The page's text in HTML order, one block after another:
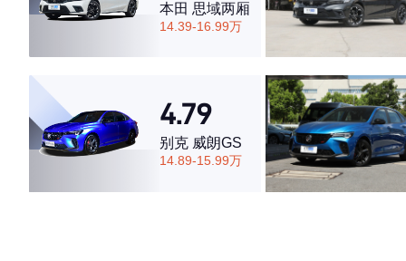
本田 思域两厢
14.39-16.99万
4.79
别克 威朗GS
14.89-15.99万